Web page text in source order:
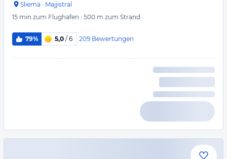
Sliema · Majjistral
15 min zum Flughafen · 500 m zum Strand
79% 5,0 / 6 209 Bewertungen